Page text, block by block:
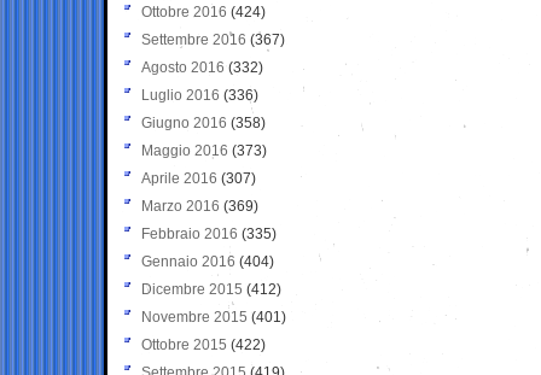
Ottobre 2016 (424)
Settembre 2016 (367)
Agosto 2016 (332)
Luglio 2016 (336)
Giugno 2016 (358)
Maggio 2016 (373)
Aprile 2016 (307)
Marzo 2016 (369)
Febbraio 2016 (335)
Gennaio 2016 (404)
Dicembre 2015 (412)
Novembre 2015 (401)
Ottobre 2015 (422)